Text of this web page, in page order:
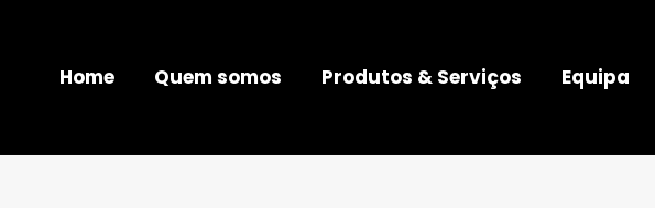
Home Quem somos Produtos & Serviços Equipa